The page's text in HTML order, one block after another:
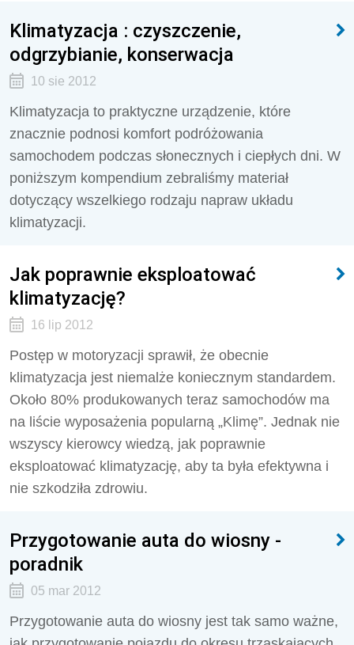
Klimatyzacja : czyszczenie,
odgrzybianie, konserwacja
10 sie 2012
Klimatyzacja to praktyczne urządzenie, które
znacznie podnosi komfort podróżowania
samochodem podczas słonecznych i ciepłych dni. W
poniższym kompendium zebraliśmy materiał
dotyczący wszelkiego rodzaju napraw układu
klimatyzacji.
Jak poprawnie eksploatować
klimatyzację?
16 lip 2012
Postęp w motoryzacji sprawił, że obecnie
klimatyzacja jest niemalże koniecznym standardem.
Około 80% produkowanych teraz samochodów ma
na liście wyposażenia popularną „Klimę”. Jednak nie
wszyscy kierowcy wiedzą, jak poprawnie
eksploatować klimatyzację, aby ta była efektywna i
nie szkodziła zdrowiu.
Przygotowanie auta do wiosny -
poradnik
05 mar 2012
Przygotowanie auta do wiosny jest tak samo ważne,